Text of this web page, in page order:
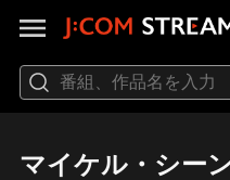
マイケル・シー